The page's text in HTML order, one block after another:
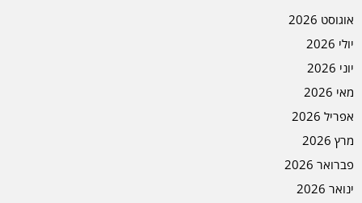
אוגוסט 2026
יולי 2026
יוני 2026
מאי 2026
אפריל 2026
מרץ 2026
פברואר 2026
ינואר 2026